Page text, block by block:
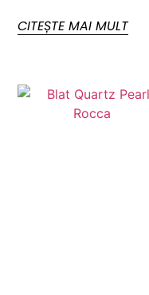
CITEȘTE MAI MULT